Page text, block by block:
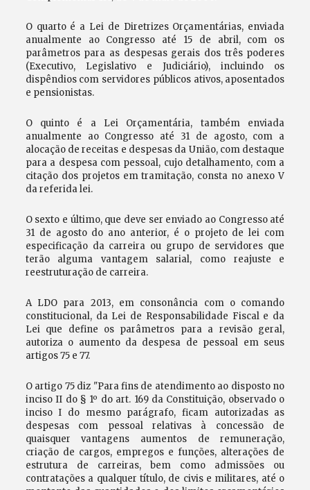
O quarto é a Lei de Diretrizes Orçamentárias, enviada
anualmente ao Congresso até 15 de abril, com os
parâmetros para as despesas gerais dos três poderes
(Executivo, Legislativo e Judiciário), incluindo os
dispêndios com servidores públicos ativos, aposentados
e pensionistas.
O quinto é a Lei Orçamentária, também enviada
anualmente ao Congresso até 31 de agosto, com a
alocação de receitas e despesas da União, com destaque
para a despesa com pessoal, cujo detalhamento, com a
citação dos projetos em tramitação, consta no anexo V
da referida lei.
O sexto e último, que deve ser enviado ao Congresso até
31 de agosto do ano anterior, é o projeto de lei com
especificação da carreira ou grupo de servidores que
terão alguma vantagem salarial, como reajuste e
reestruturação de carreira.
A LDO para 2013, em consonância com o comando
constitucional, da Lei de Responsabilidade Fiscal e da
Lei que define os parâmetros para a revisão geral,
autoriza o aumento da despesa de pessoal em seus
artigos 75 e 77.
O artigo 75 diz "Para fins de atendimento ao disposto no
inciso II do § 1º do art. 169 da Constituição, observado o
inciso I do mesmo parágrafo, ficam autorizadas as
despesas com pessoal relativas à concessão de
quaisquer vantagens aumentos de remuneração,
criação de cargos, empregos e funções, alterações de
estrutura de carreiras, bem como admissões ou
contratações a qualquer título, de civis e militares, até o